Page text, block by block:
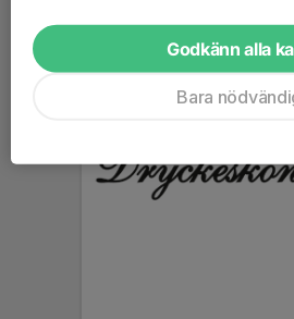
Godkänn alla
Bara